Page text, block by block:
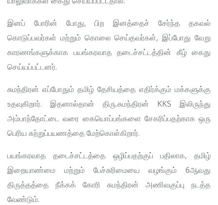
இனப் போரின் போது, பிற இனத்தைச் சேர்ந்த தகவல்
கொடுப்பவர்கள் மற்றும் கொலை செய்தவர்கள், இப்போது வேறு
காரணங்களுக்காக பயங்கரவாத தடைச்சட்டத்தின் கீழ் கைது
செய்யப்பட்டனர்.
சுமந்திரன் எப்போதும் தமிழ் தேசியத்தை எதிர்க்கும் மக்களுக்கு
உதவுகிறார். இதனால்தான் திரு.சுமந்திரன் KKS இலிருந்து
அம்பாந்தோட்டை வரை கையொப்பங்களை சேகரிப்பதற்காக ஒரு
பெரிய சுற்றுப்பயணத்தை மேற்கொள்கிறார்.
பயங்கரவாத தடைச்சட்டத்தை ஒழிப்பதற்குப் பதிலாக, தமிழ்
இறையாண்மை மற்றும் பேச்சுரிமையை வழங்கும் 6ஆவது
திருத்தத்தை நீக்கக் கோரி சுமந்திரன் அணிவகுப்பு நடத்த
வேண்டும்.